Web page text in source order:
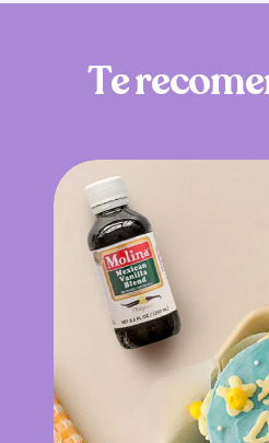
Terecome